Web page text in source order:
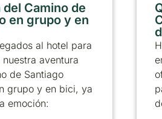
Camino de
en grupo y en
al hotel para
aventura
de Santiago
grupo y en bici, ya
emoción: